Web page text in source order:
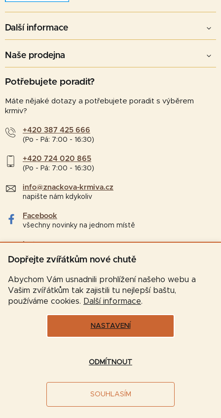
Dopřejte zvířátkům nové chutě
Abychom Vám usnadnili prohlížení našeho webu a
Vašim zvířátkům tak zajistili tu nejlepší baštu,
používáme cookies. Další informace.
SOUHLASÍM
NASTAVENÍ
ODMÍTNOUT
Další informace
Naše prodejna
Potřebujete poradit?
Máte nějaké dotazy a potřebujete poradit s výběrem
krmiv?
+420 387 425 666
(Po - Pá: 7:00 - 16:30)
+420 724 020 865
(Po - Pá: 7:00 - 16:30)
info@znackova-krmiva.cz
napište nám kdykoliv
Facebook
všechny novinky na jednom místě
Instagram
tipy a zajímavosti pro chovatele
Vytvořil Shoptet
Upravit nastavení cookies